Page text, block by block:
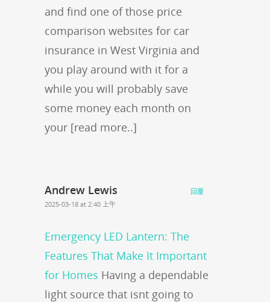
and find one of those price
comparison websites for car
insurance in West Virginia and
you play around with it for a
while you will probably save
some money each month on
your [read more..]
Andrew Lewis
2025-03-18 at 2:40 上午
Emergency LED Lantern: The
Features That Make It Important
for Homes Having a dependable
light source that isnt going to
回覆